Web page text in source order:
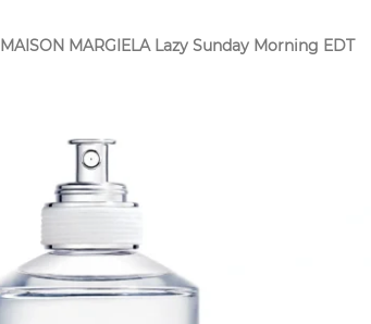
MAISON MARGIELA Lazy Sunday Morning EDT